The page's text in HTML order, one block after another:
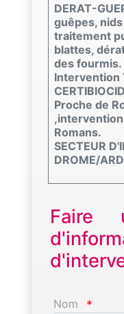
DERAT-
guêpes,
traitement
blattes,
des fourmis.
Intervention
Proche de
Romans.
SECTEUR
DROME/
Faire
Nom *